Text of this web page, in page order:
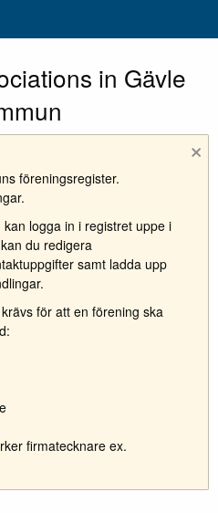
in Gävle
×
föreningsregister.
logga in i registret uppe i
du redigera
samt ladda upp
för att en förening ska
firmatecknare ex.